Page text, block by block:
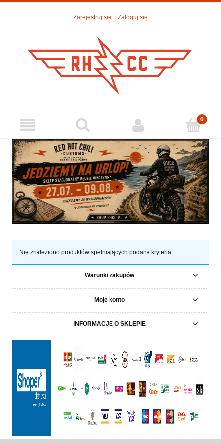
Zarejestruj się Zaloguj się
Nie znaleziono produktów spełniających podane kryteria.
Warunki zakupów
Moje konto
INFORMACJE O SKLEPIE